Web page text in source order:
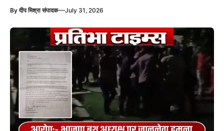
Byदीप मिश्रा संपादक—July 31, 2026